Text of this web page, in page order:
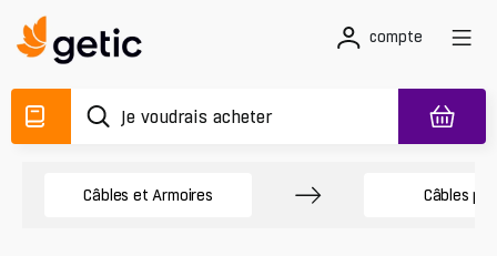
compte
Câbles et Armoires Câbles